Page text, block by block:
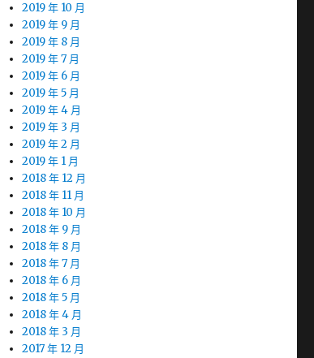
2019 年 10 月
2019 年 9 月
2019 年 8 月
2019 年 7 月
2019 年 6 月
2019 年 5 月
2019 年 4 月
2019 年 3 月
2019 年 2 月
2019 年 1 月
2018 年 12 月
2018 年 11 月
2018 年 10 月
2018 年 9 月
2018 年 8 月
2018 年 7 月
2018 年 6 月
2018 年 5 月
2018 年 4 月
2018 年 3 月
2017 年 12 月